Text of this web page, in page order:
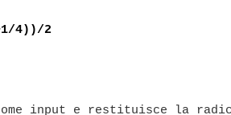
4))/2
input e restituisce la